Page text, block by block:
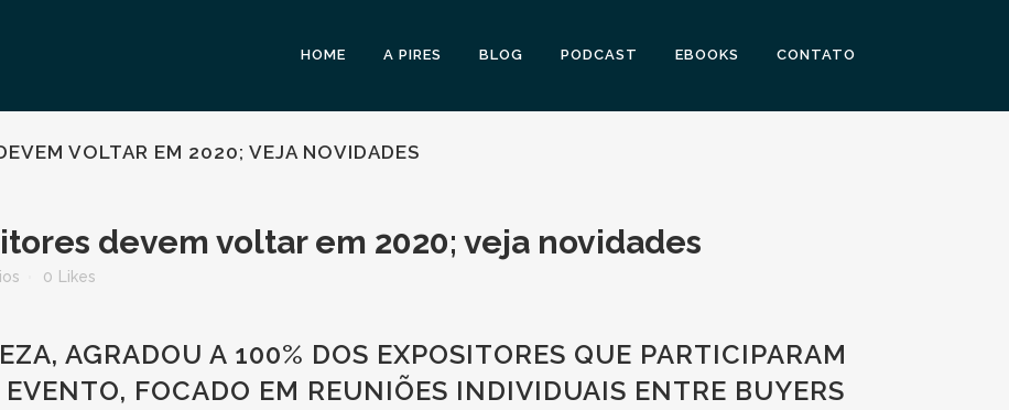
HOME A PIRES BLOG PODCAST EBOOKS CONTATO
VOLTAR EM 2020; VEJA NOVIDADES
devem voltar em 2020; veja novidades
0 Likes
AGRADOU A 100% DOS EXPOSITORES QUE PARTICIPARAM
, FOCADO EM REUNIÕES INDIVIDUAIS ENTRE BUYERS